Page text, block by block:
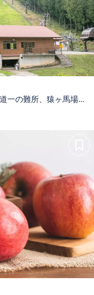
一の難所、猿ヶ馬場...